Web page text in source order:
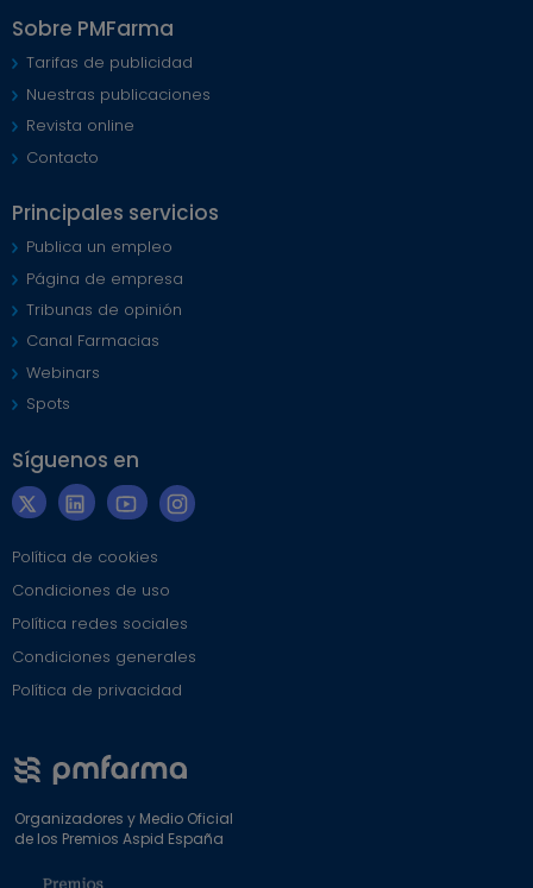
Sobre PMFarma
Tarifas de publicidad
Nuestras publicaciones
Revista online
Contacto
Principales servicios
Publica un empleo
Página de empresa
Tribunas de opinión
Canal Farmacias
Webinars
Spots
Síguenos en
Política de cookies
Condiciones de uso
Política redes sociales
Condiciones generales
Política de privacidad
Organizadores y Medio Oficial
de los Premios Aspid España